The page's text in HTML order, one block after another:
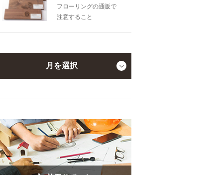
フローリングの通販で
注意すること
月を選択